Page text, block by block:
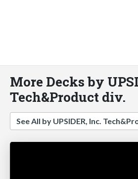
More Decks by
Tech&Product div.
See All by UPSIDER, Inc.